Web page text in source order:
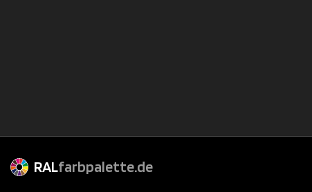
RALfarbpalette.de